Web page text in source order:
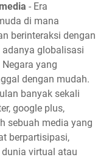
- Era
di mana
berinteraksi dengan
globalisasi
yang
dengan mudah.
banyak sekali
google plus,
sebuah media yang
berpartisipasi,
virtual atau